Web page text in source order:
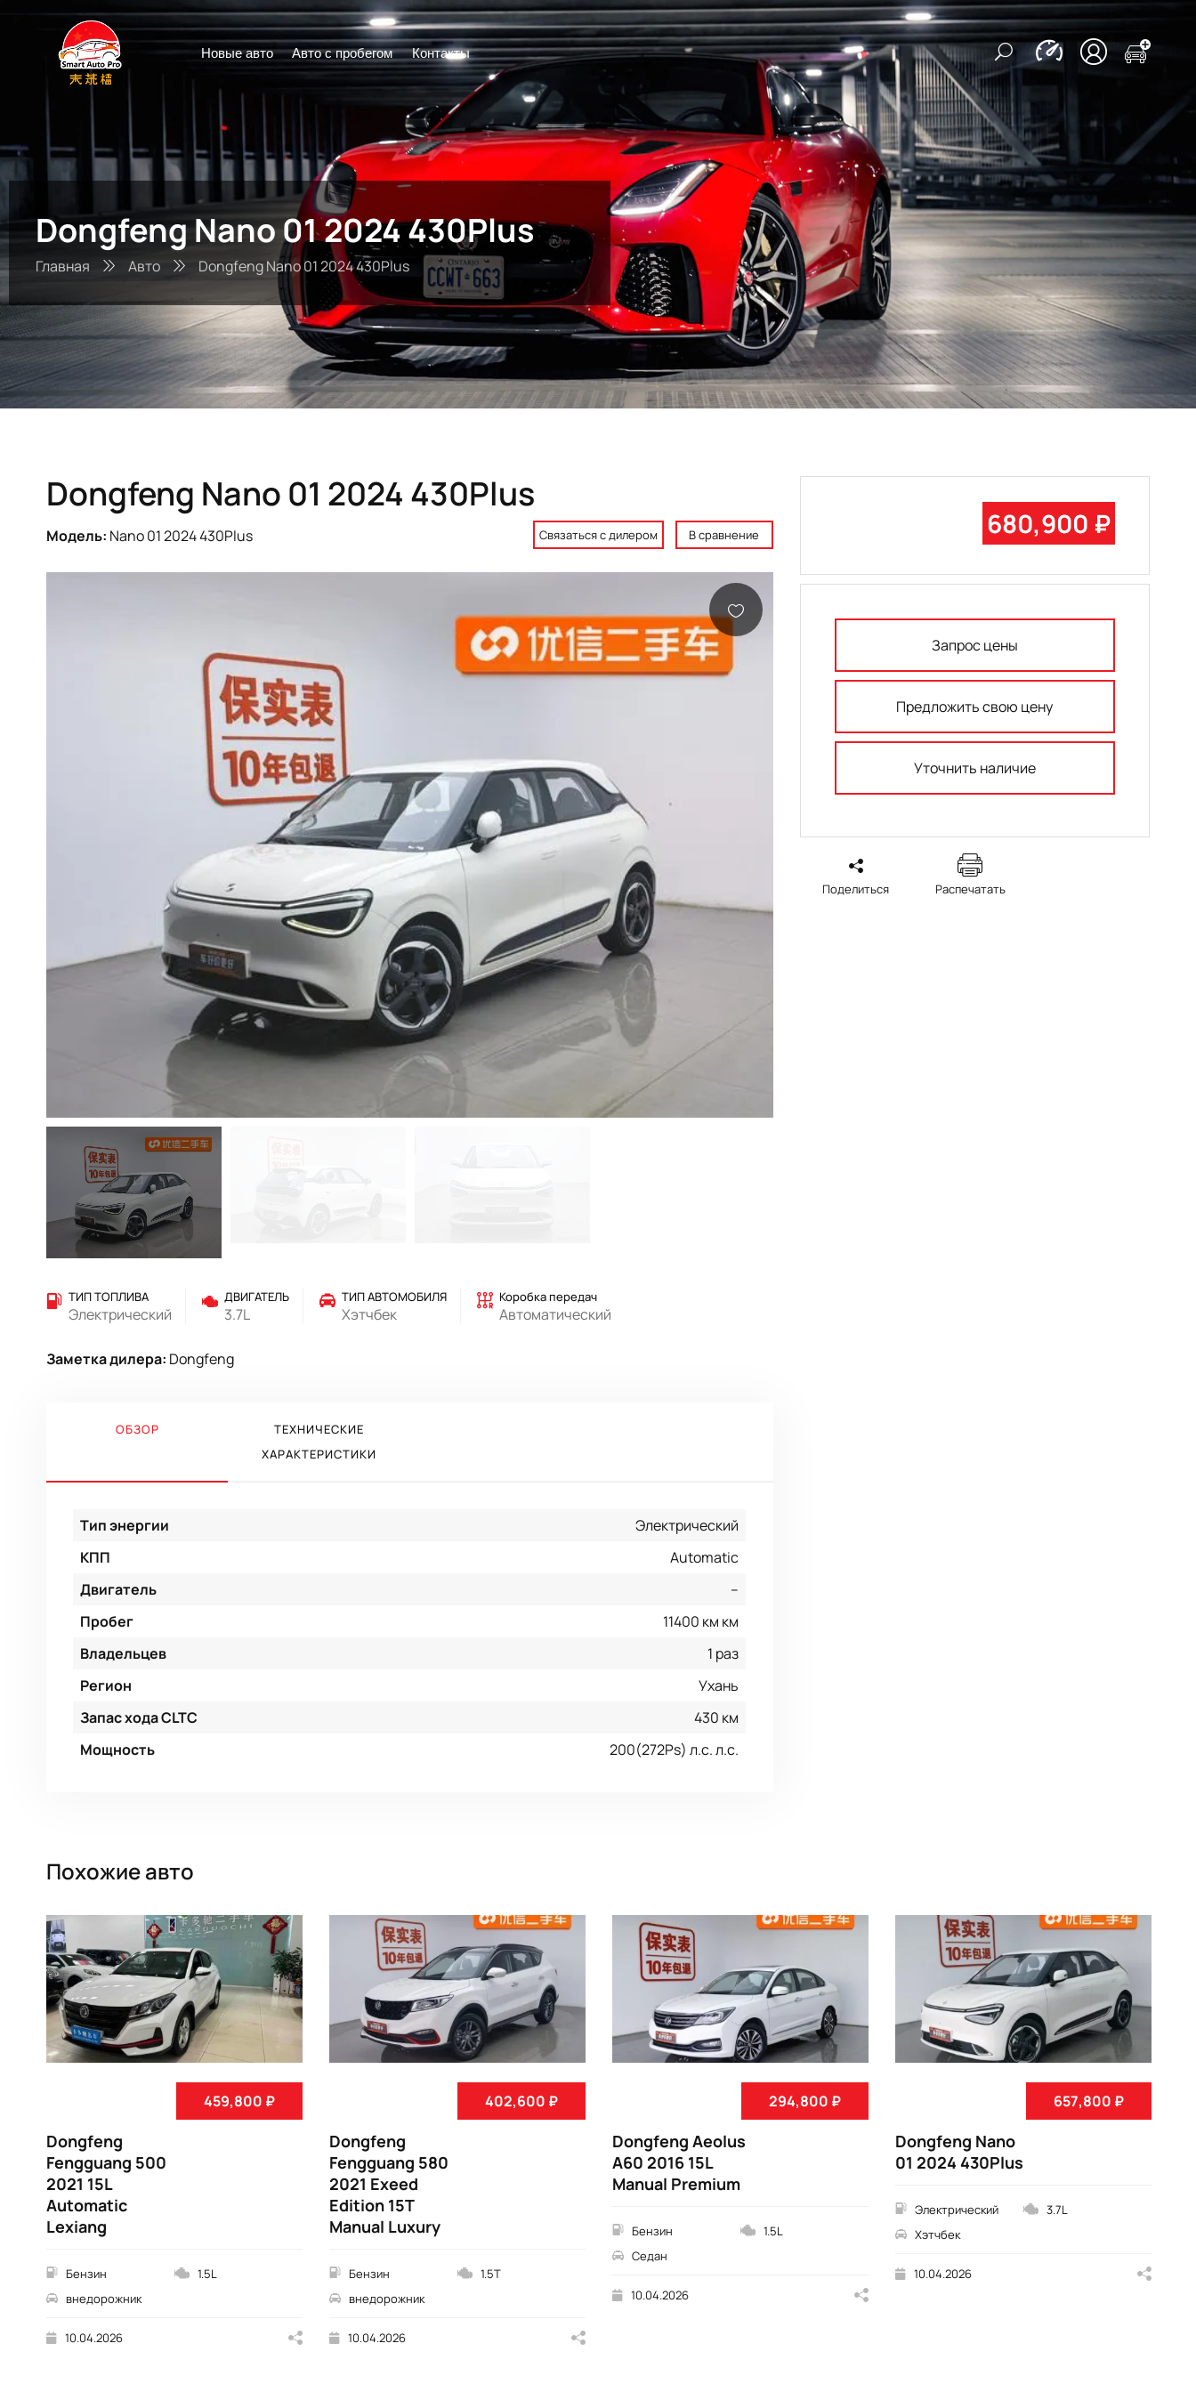
Новые авто Авто с пробегом Контакты
Dongfeng Nano 01 2024 430Plus
Главная Авто Dongfeng Nano 01 2024 430Plus
Dongfeng Nano 01 2024 430Plus
Модель: Nano 01 2024 430Plus Связаться с дилером В сравнение
ТИП ТОПЛИВА
Электрический
ДВИГАТЕЛЬ
3.7L
ТИП АВТОМОБИЛЯ
Хэтчбек
Коробка передач
Автоматический
Заметка дилера: Dongfeng
ОБЗОР
ТЕХНИЧЕСКИЕ
ХАРАКТЕРИСТИКИ
Тип энергии
Электрический
КПП
Automatic
Двигатель
--
Пробег
11400 км км
Владельцев
1 раз
Регион
Ухань
Запас хода CLTC
430 км
Мощность
200(272Ps) л.с. л.с.
680,900 ₽
Запрос цены
Предложить свою цену
Уточнить наличие
Поделиться Распечатать
Похожие авто
459,800 ₽
Dongfeng
Fengguang 500
2021 15L
Automatic
Lexiang
Бензин
1.5L
внедорожник
10.04.2026
402,600 ₽
Dongfeng
Fengguang 580
2021 Exeed
Edition 15T
Manual Luxury
Бензин
1.5T
внедорожник
10.04.2026
294,800 ₽
Dongfeng Aeolus
A60 2016 15L
Manual Premium
Бензин
1.5L
Седан
10.04.2026
657,800 ₽
Dongfeng Nano
01 2024 430Plus
Электрический
3.7L
Хэтчбек
10.04.2026